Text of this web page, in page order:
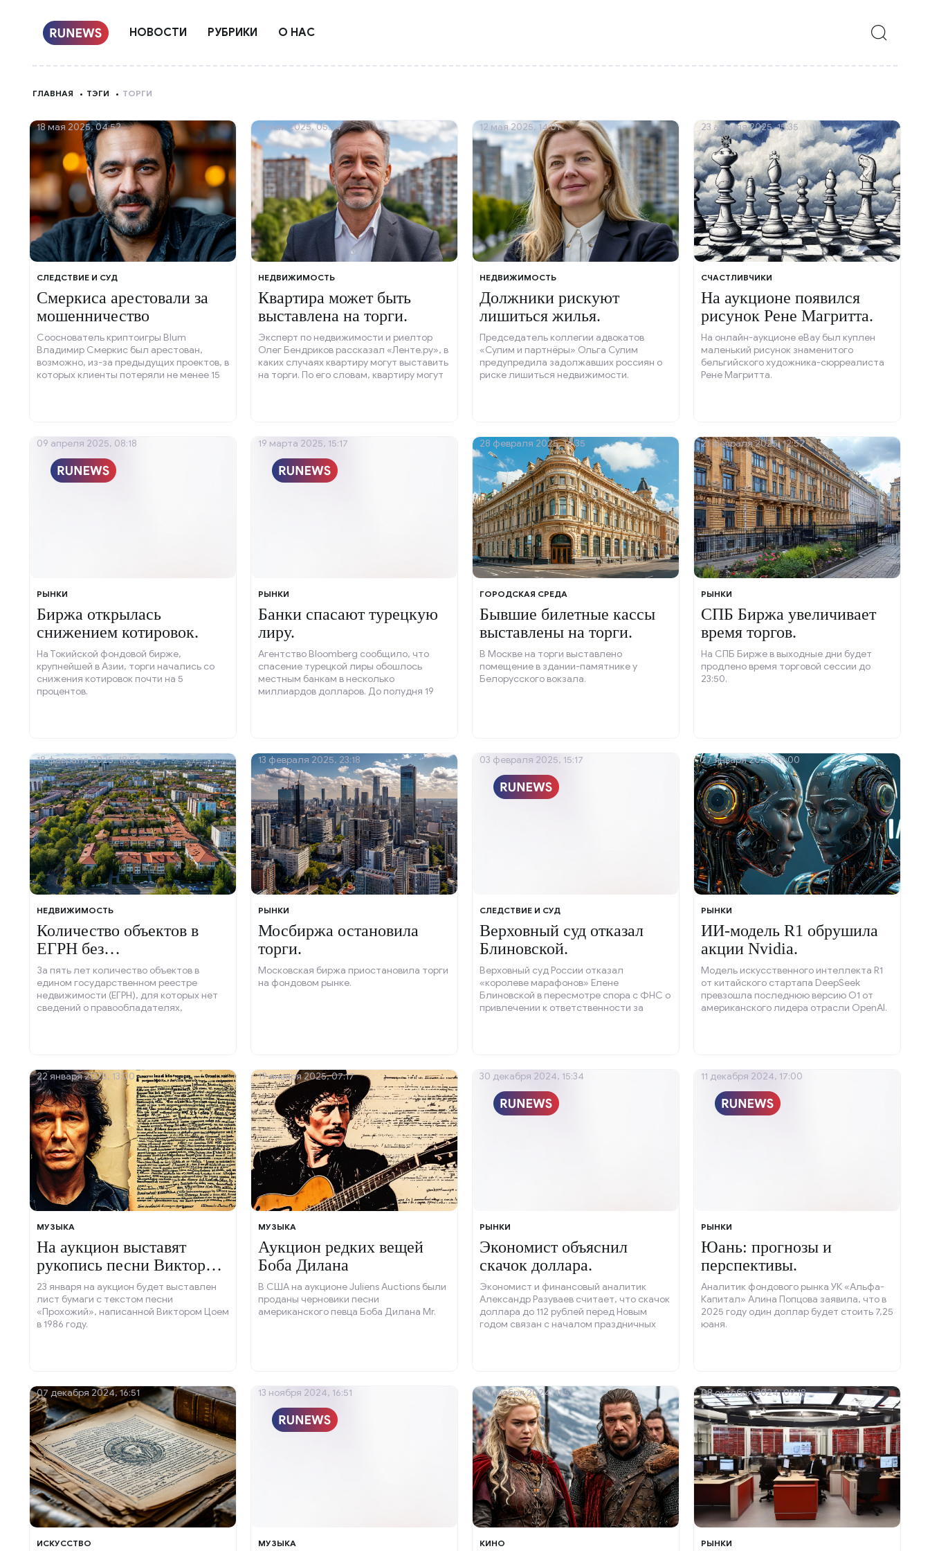
НОВОСТИ РУБРИКИ О НАС
ГЛАВНАЯ ТЭГИ ТОРГИ
СЛЕДСТВИЕ И СУД
Смеркиса арестовали за
мошенничество
Сооснователь криптоигры Blum
Владимир Смеркис был арестован,
возможно, из-за предыдущих проектов, в
которых клиенты потеряли не менее 15
18 мая 2025, 04:52
НЕДВИЖИМОСТЬ
Квартира может быть
выставлена на торги.
Эксперт по недвижимости и риелтор
Олег Бендриков рассказал «Ленте.ру», в
каких случаях квартиру могут выставить
на торги. По его словам, квартиру могут
13 мая 2025, 05:34
НЕДВИЖИМОСТЬ
Должники рискуют
лишиться жилья.
Председатель коллегии адвокатов
«Сулим и партнёры» Ольга Сулим
предупредила задолжавших россиян о
риске лишиться недвижимости.
12 мая 2025, 14:01
СЧАСТЛИВЧИКИ
На аукционе появился
рисунок Рене Магритта.
На онлайн-аукционе eBay был куплен
маленький рисунок знаменитого
бельгийского художника-сюрреалиста
Рене Магритта.
23 апреля 2025, 15:35
РЫНКИ
Биржа открылась
снижением котировок.
На Токийской фондовой бирже,
крупнейшей в Азии, торги начались со
снижения котировок почти на 5
процентов.
09 апреля 2025, 08:18
РЫНКИ
Банки спасают турецкую
лиру.
Агентство Bloomberg сообщило, что
спасение турецкой лиры обошлось
местным банкам в несколько
миллиардов долларов. До полудня 19
19 марта 2025, 15:17
ГОРОДСКАЯ СРЕДА
Бывшие билетные кассы
выставлены на торги.
В Москве на торги выставлено
помещение в здании-памятнике у
Белорусского вокзала.
28 февраля 2025, 14:35
РЫНКИ
СПБ Биржа увеличивает
время торгов.
На СПБ Бирже в выходные дни будет
продлено время торговой сессии до
23:50.
21 февраля 2025, 12:52
НЕДВИЖИМОСТЬ
Количество объектов в
ЕГРН без
правообладателей
сократилось.
За пять лет количество объектов в
едином государственном реестре
недвижимости (ЕГРН), для которых нет
сведений о правообладателях,
18 февраля 2025, 18:52
РЫНКИ
Мосбиржа остановила
торги.
Московская биржа приостановила торги
на фондовом рынке.
13 февраля 2025, 23:18
СЛЕДСТВИЕ И СУД
Верховный суд отказал
Блиновской.
Верховный суд России отказал
«королеве марафонов» Елене
Блиновской в пересмотре спора с ФНС о
привлечении к ответственности за
её кассационной жалобы в Судебную
коллегию Верховного суда.
03 февраля 2025, 15:17
РЫНКИ
ИИ-модель R1 обрушила
акции Nvidia.
Модель искусственного интеллекта R1
от китайского стартапа DeepSeek
превзошла последнюю версию О1 от
американского лидера отрасли OpenAI.
27 января 2025, 19:00
МУЗЫКА
На аукцион выставят
рукопись песни Виктора
Цоя.
23 января на аукцион будет выставлен
лист бумаги с текстом песни
«Прохожий», написанной Виктором Цоем
в 1986 году.
22 января 2025, 13:00
МУЗЫКА
Аукцион редких вещей
Боба Дилана
В США на аукционе Juliens Auctions были
проданы черновики песни
американского певца Боба Дилана Mr.
19 января 2025, 07:17
РЫНКИ
Экономист объяснил
скачок доллара.
Экономист и финансовый аналитик
Александр Разуваев считает, что скачок
доллара до 112 рублей перед Новым
годом связан с началом праздничных
30 декабря 2024, 15:34
РЫНКИ
Юань: прогнозы и
перспективы.
Аналитик фондового рынка УК «Альфа-
Капитал» Алина Попцова заявила, что в
2025 году один доллар будет стоить 7,25
юаня.
11 декабря 2024, 17:00
ИСКУССТВО
07 декабря 2024, 16:51
МУЗЫКА
13 ноября 2024, 16:51
КИНО
01 ноября 2024, 11:51
РЫНКИ
08 октября 2024, 09:18